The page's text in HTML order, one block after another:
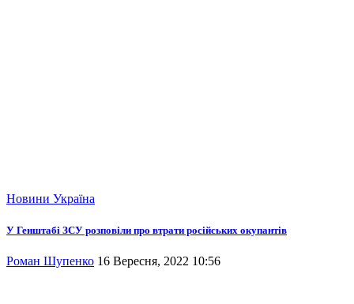
Новини Україна
У Генштабі ЗСУ розповіли про втрати російських окупантів
Роман Шупенко 16 Вересня, 2022 10:56